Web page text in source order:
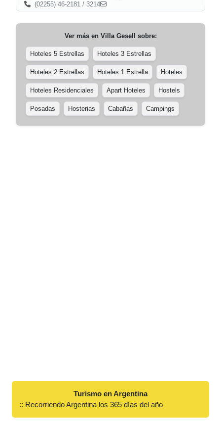
(02255) 46-2181 / 3214
Ver más en Villa Gesell sobre:
Hoteles 5 Estrellas Hoteles 3 Estrellas
Hoteles 2 Estrellas Hoteles 1 Estrella Hoteles
Hoteles Residenciales Apart Hoteles Hostels
Posadas Hosterias Cabañas Campings
Turismo en Argentina
:: Recorriendo Argentina los 365 días del año